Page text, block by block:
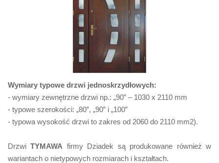
Wymiary typowe drzwi jednoskrzydłowych:
- wymiary zewnętrzne drzwi np.: „90” – 1030 x 2110 mm
- typowe szerokości: „80”, „90” i „100”
- typowa wysokość drzwi to zakres od 2060 do 2110 mm2).
DrzwiTYMAWA firmy Dziadek są produkowane również w
wariantach o nietypowych rozmiarach i kształtach.